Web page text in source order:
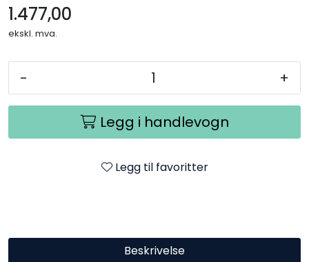
1.477,00
ekskl. mva.
- +
Legg i handlevogn
Legg til favoritter
Beskrivelse
Outlet